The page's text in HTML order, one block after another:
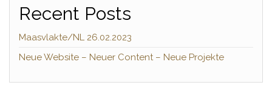
Recent Posts
Maasvlakte/NL 26.02.2023
Neue Website – Neuer Content – Neue Projekte